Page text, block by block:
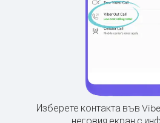
Изберете контакта във
неговия екран с